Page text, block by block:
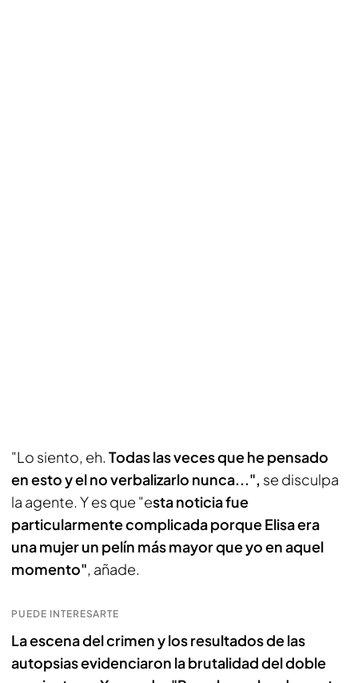
"Lo siento, eh. Todas las veces que he pensado
en esto y el no verbalizarlo nunca...", se disculpa
la agente. Y es que "esta noticia fue
particularmente complicada porque Elisa era
una mujer un pelín más mayor que yo en aquel
momento", añade.
PUEDE INTERESARTE
La escena del crimen y los resultados de las
autopsias evidenciaron la brutalidad del doble